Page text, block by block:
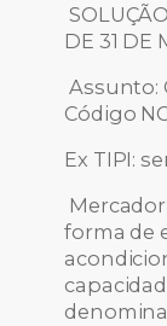
DE 31 DE
Assunto:
Código
Ex TIPI:
forma de